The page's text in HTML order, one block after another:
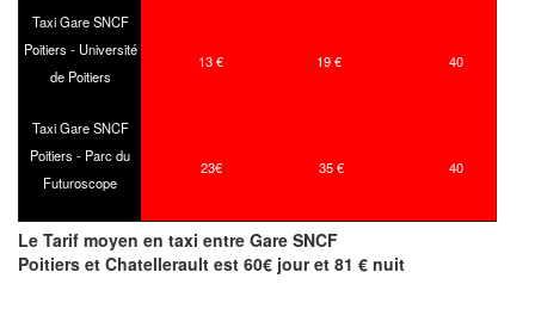
Taxi Gare SNCF
Poitiers - Université
de Poitiers
13 € 19 € 40
Taxi Gare SNCF
Poitiers - Parc du
Futuroscope
23€ 35 € 40
Le Tarif moyen en taxi entre Gare SNCF
Poitiers et Chatellerault est 60€ jour et 81 € nuit